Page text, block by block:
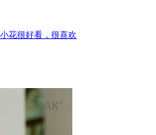
花很好看，很喜欢